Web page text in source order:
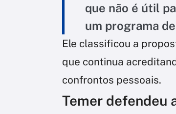
que não é útil
um programa
Ele classificou a
que continua
confrontos pessoais.
Temer defendeu